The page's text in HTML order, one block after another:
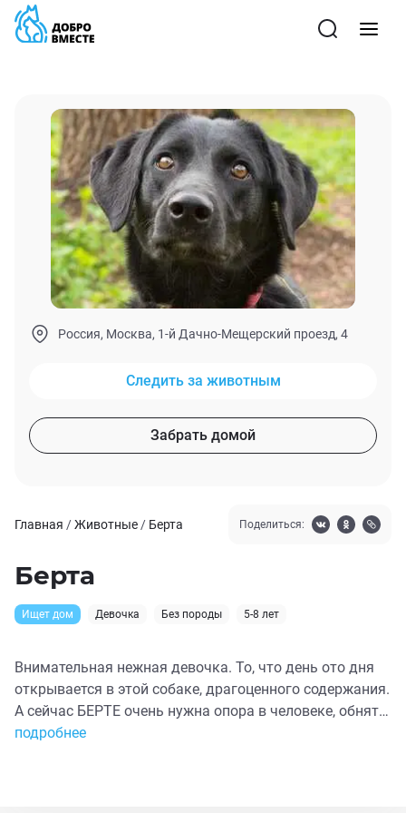
Россия, Москва, 1-й Дачно-Мещерский проезд, 4
Следить за животным
Забрать домой
Главная /Животные / Берта Поделиться:
Берта
Ищет дом Девочка Без породы 5-8 лет
Внимательная нежная девочка. То, что день ото дня
открывается в этой собаке, драгоценного содержания.
А сейчас БЕРТЕ очень нужна опора в человеке, обнять,
направить, где-то умерить ее шустрость и волнения.
подробнее